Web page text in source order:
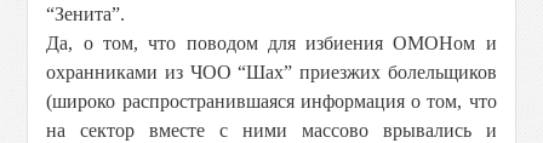
“Зенита”.
Да, о том, что поводом для избиения ОМОНом и
охранниками из ЧОО “Шах” приезжих болельщиков
(широко распространившаяся информация о том, что
на сектор вместе с ними массово врывались и